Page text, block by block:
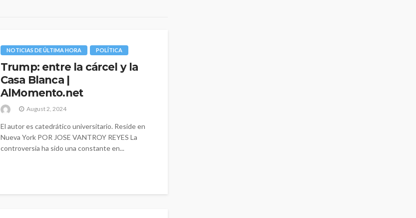
NOTICIAS DE ÚLTIMA HORA POLÍTICA
Trump: entre la cárcel y la
Casa Blanca |
AlMomento.net
August 2, 2024
El autor es catedrático universitario. Reside en
Nueva York POR JOSE VANTROY REYES La
controversia ha sido una constante en...